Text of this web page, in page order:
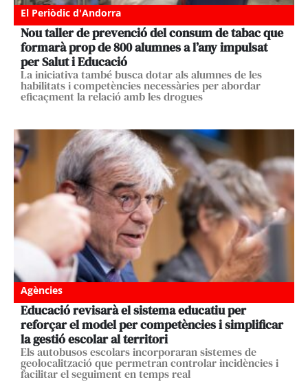
El Periòdic d'Andorra
Nou taller de prevenció del consum de tabac que
formarà prop de 800 alumnes a l’any impulsat
per Salut i Educació
La iniciativa també busca dotar als alumnes de les
habilitats i competències necessàries per abordar
eficaçment la relació amb les drogues
Agències
Educació revisarà el sistema educatiu per
reforçar el model per competències i simplificar
la gestió escolar al territori
Els autobusos escolars incorporaran sistemes de
geolocalització que permetran controlar incidències i
facilitar el seguiment en temps real